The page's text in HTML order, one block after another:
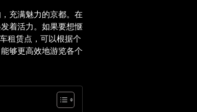
充满魅力的京都。在
着活力。如果要想惬
租赁点，可以根据个
够更高效地游览各个